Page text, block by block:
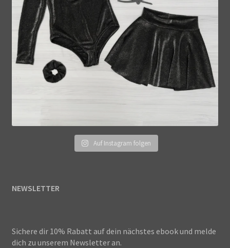
Auf Instagram folgen
NEWSLETTER
Sichere dir 10% Rabatt auf dein nächstes ebook und melde
dich zu unserem Newsletter an.